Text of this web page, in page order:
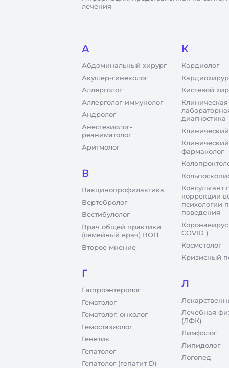
лечения
А
Абдоминальный хирург
Акушер-гинеколог
Аллерголог
Аллерголог-иммунолог
Андролог
Анестезиолог-
реаниматолог
Аритмолог
В
Вакцинопрофилактика
Вертебролог
Вестибулолог
Врач общей практики
(семейный врач) ВОП
Второе мнение
Г
Гастроэнтеролог
Гематолог
Гематолог, онколог
Гемостазиолог
Генетик
Гепатолог
Гепатолог (гепатит D)
К
Кардиолог
Кистевой
Клиническая
диагностика
Клинический
фармаколог
Консультант
коррекции
психологии
поведения
COVID )
Косметолог
Кризисный
Л
Лечебная
(ЛФК)
Лимфолог
Липидолог
Логопед